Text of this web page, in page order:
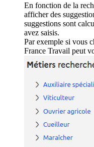
En fonction de la
afficher des
suggestions sont
avez saisis.
Par exemple si vous
France Travail peut